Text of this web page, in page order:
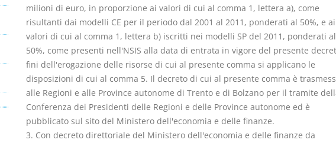
milioni di euro, in proporzione ai valori di cui al comma 1, lettera a), come
risultanti dai modelli CE per il periodo dal 2001 al 2011, ponderati al 50%, e ai
valori di cui al comma 1, lettera b) iscritti nei modelli SP del 2011, ponderati al
50%, come presenti nell'NSIS alla data di entrata in vigore del presente
fini dell'erogazione delle risorse di cui al presente comma si applicano le
disposizioni di cui al comma 5. Il decreto di cui al presente comma è
alle Regioni e alle Province autonome di Trento e di Bolzano per il tramite
Conferenza dei Presidenti delle Regioni e delle Province autonome ed è
pubblicato sul sito del Ministero dell'economia e delle finanze.
3. Con decreto direttoriale del Ministero dell'economia e delle finanze da